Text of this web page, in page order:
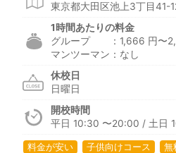
東京都大田区池上3丁目41-
1時間あたりの料金
グループ ：1,666 円〜
マンツーマン：なし
休校日
日曜日
開校時間
平日 10:30 〜20:00 / 土日
料金が安い 子供向けコース 無